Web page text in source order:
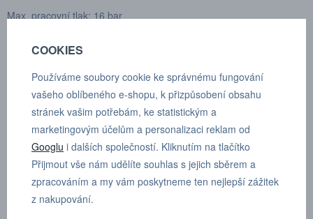
Max. pracovní tlak: 16 bar
Spojovací síla: 140 N
Rozmezí teplot: -20°C až +100°C
Materiál spojky: Kalená nerez ocel (AISI 316)
Materiál vsuvky: Nerez ocel (AISI 316)
Zaměnitelné s: Parker Rectus 27, Parker Tema 1700/1727, Parker
Normy: Originální norma CEJN, Euronorma 10,4 mm
COOKIES
Používáme soubory cookie ke správnému fungování
vašeho oblíbeného e-shopu, k přizpůsobení obsahu
stránek vašim potřebám, ke statistickým a
marketingovým účelům a personalizaci reklam od
Googlu i dalších společností. Kliknutím na tlačítko
Přijmout vše nám udělíte souhlas s jejich sběrem a
zpracováním a my vám poskytneme ten nejlepší zážitek
z nakupování.